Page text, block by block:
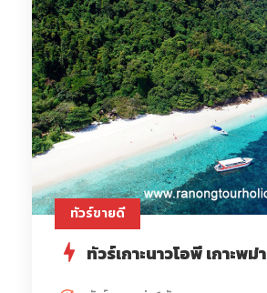
ทัวร์ขายดี
ทัวร์เกาะนาวโอพี เกาะพม่า